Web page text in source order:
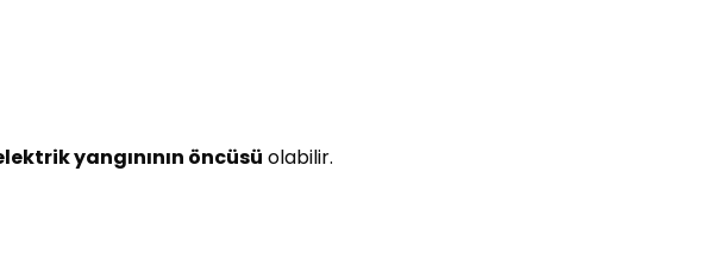
yangınının öncüsü olabilir.